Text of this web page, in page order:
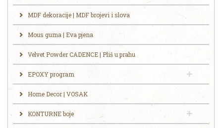
MDF dekoracije | MDF brojevi i slova
Mous guma | Eva pjena
Velvet Powder CADENCE | Pliš u prahu
EPOXY program
Home Decor | VOSAK
KONTURNE boje